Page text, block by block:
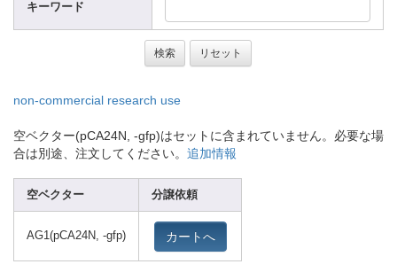
キーワード
non-commercial research use
空ベクター(pCA24N, -gfp)はセットに含まれていません。必要な場
合は別途、注文してください。 追加情報
空ベクター 分譲依頼
AG1(pCA24N, -gfp) カートへ